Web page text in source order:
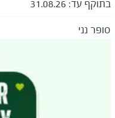
בתוקף עד: 31.08.26
סופר נני